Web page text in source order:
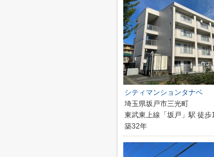
シティマンションタナベ
埼玉県坂戸市三光町
東武東上線「坂戸」駅 徒歩
築32年